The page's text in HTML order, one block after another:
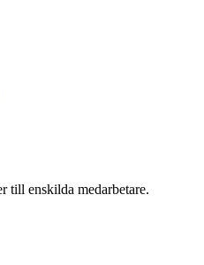
till enskilda medarbetare.